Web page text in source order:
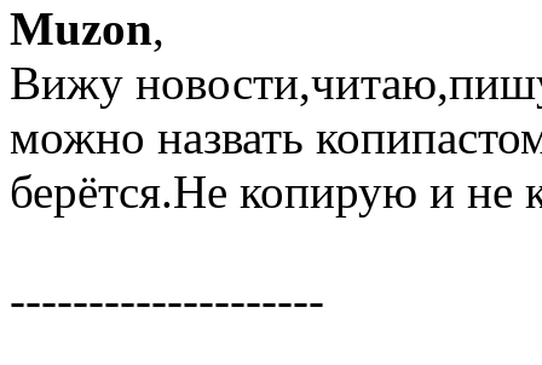
Muzon,
Вижу
можно назвать
берётся.Не копирую и не
--------------------